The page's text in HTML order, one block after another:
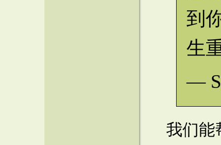
到
生
—
我们能